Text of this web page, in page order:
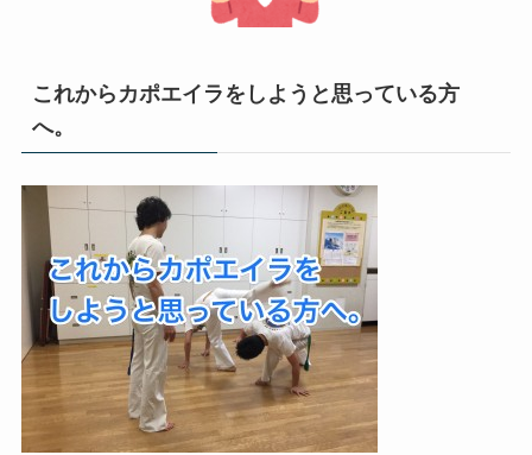
これからカポエイラをしようと思っている方
へ。